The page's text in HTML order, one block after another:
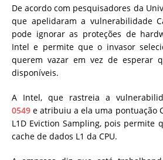
De acordo com pesquisadores da
que apelidaram a vulnerabilidade
pode ignorar as proteções de
Intel e permite que o invasor
querem vazar em vez de esperar
disponíveis.
A Intel, que rastreia a
0549 e atribuiu a ela uma pontuação
L1D Eviction Sampling, pois permite
cache de dados L1 da CPU.